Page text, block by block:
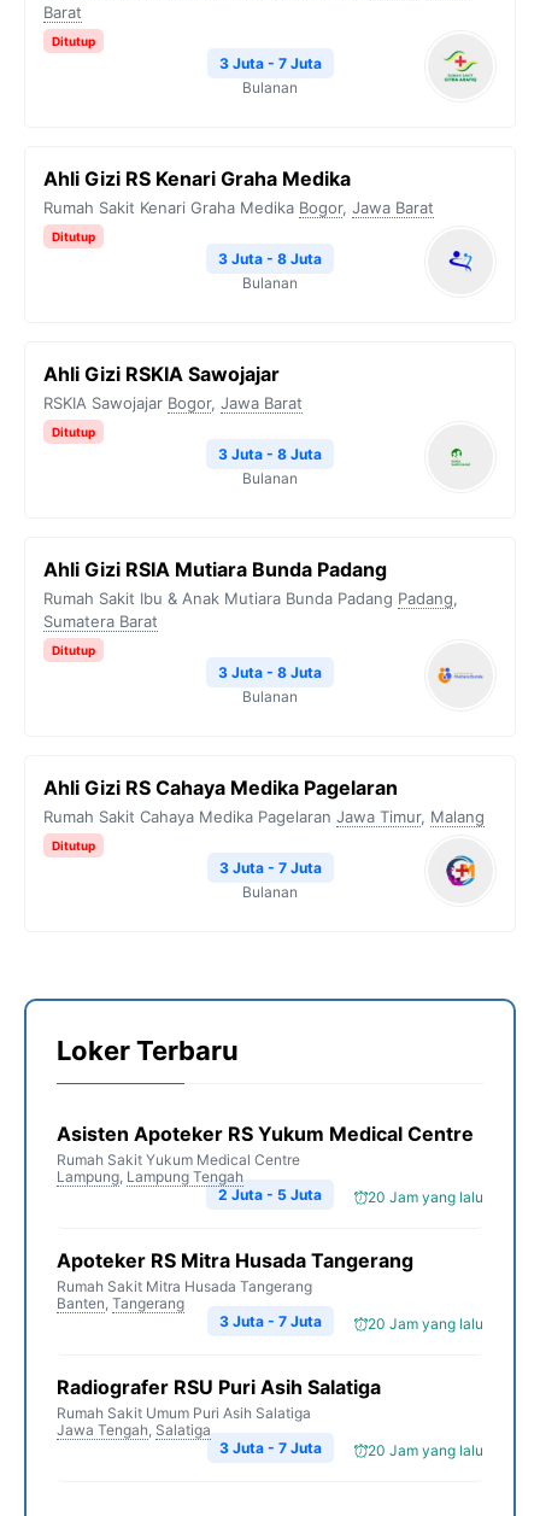
Barat
Ditutup
3 Juta - 7 Juta
Bulanan
Ahli Gizi RS Kenari Graha Medika
Rumah Sakit Kenari Graha Medika Bogor, Jawa Barat
Ditutup
3 Juta - 8 Juta
Bulanan
Ahli Gizi RSKIA Sawojajar
RSKIA Sawojajar Bogor, Jawa Barat
Ditutup
3 Juta - 8 Juta
Bulanan
Ahli Gizi RSIA Mutiara Bunda Padang
Rumah Sakit Ibu & Anak Mutiara Bunda Padang Padang,
Sumatera Barat
Ditutup
3 Juta - 8 Juta
Bulanan
Ahli Gizi RS Cahaya Medika Pagelaran
Rumah Sakit Cahaya Medika Pagelaran Jawa Timur, Malang
Ditutup
3 Juta - 7 Juta
Bulanan
Loker Terbaru
Asisten Apoteker RS Yukum Medical Centre
Rumah Sakit Yukum Medical Centre
Lampung, Lampung Tengah
20 Jam yang lalu
2 Juta - 5 Juta
Apoteker RS Mitra Husada Tangerang
Rumah Sakit Mitra Husada Tangerang
Banten, Tangerang
20 Jam yang lalu
3 Juta - 7 Juta
Radiografer RSU Puri Asih Salatiga
Rumah Sakit Umum Puri Asih Salatiga
Jawa Tengah, Salatiga
20 Jam yang lalu
3 Juta - 7 Juta